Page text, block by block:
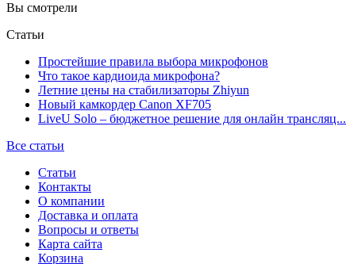
Вы смотрели
Статьи
Простейшие правила выбора микрофонов
Что такое кардиоида микрофона?
Летние цены на стабилизаторы Zhiyun
Новый камкордер Canon XF705
LiveU Solo – бюджетное решение для онлайн трансляц...
Все статьи
Статьи
Контакты
О компании
Доставка и оплата
Вопросы и ответы
Карта сайта
Корзина